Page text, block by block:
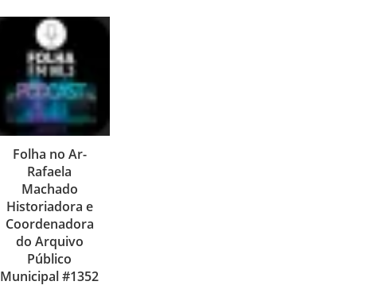
Folha no Ar-
Rafaela
Machado
Historiadora e
Coordenadora
do Arquivo
Público
Municipal #1352